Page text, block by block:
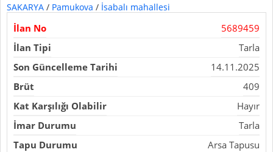
SAKARYA / Pamukova / İsabalı mahallesi
İlan No
5689459
İlan Tipi
Tarla
Son Güncelleme Tarihi
14.11.2025
Brüt
409
Kat Karşılığı Olabilir
Hayır
İmar Durumu
Tarla
Tapu Durumu
Arsa Tapusu